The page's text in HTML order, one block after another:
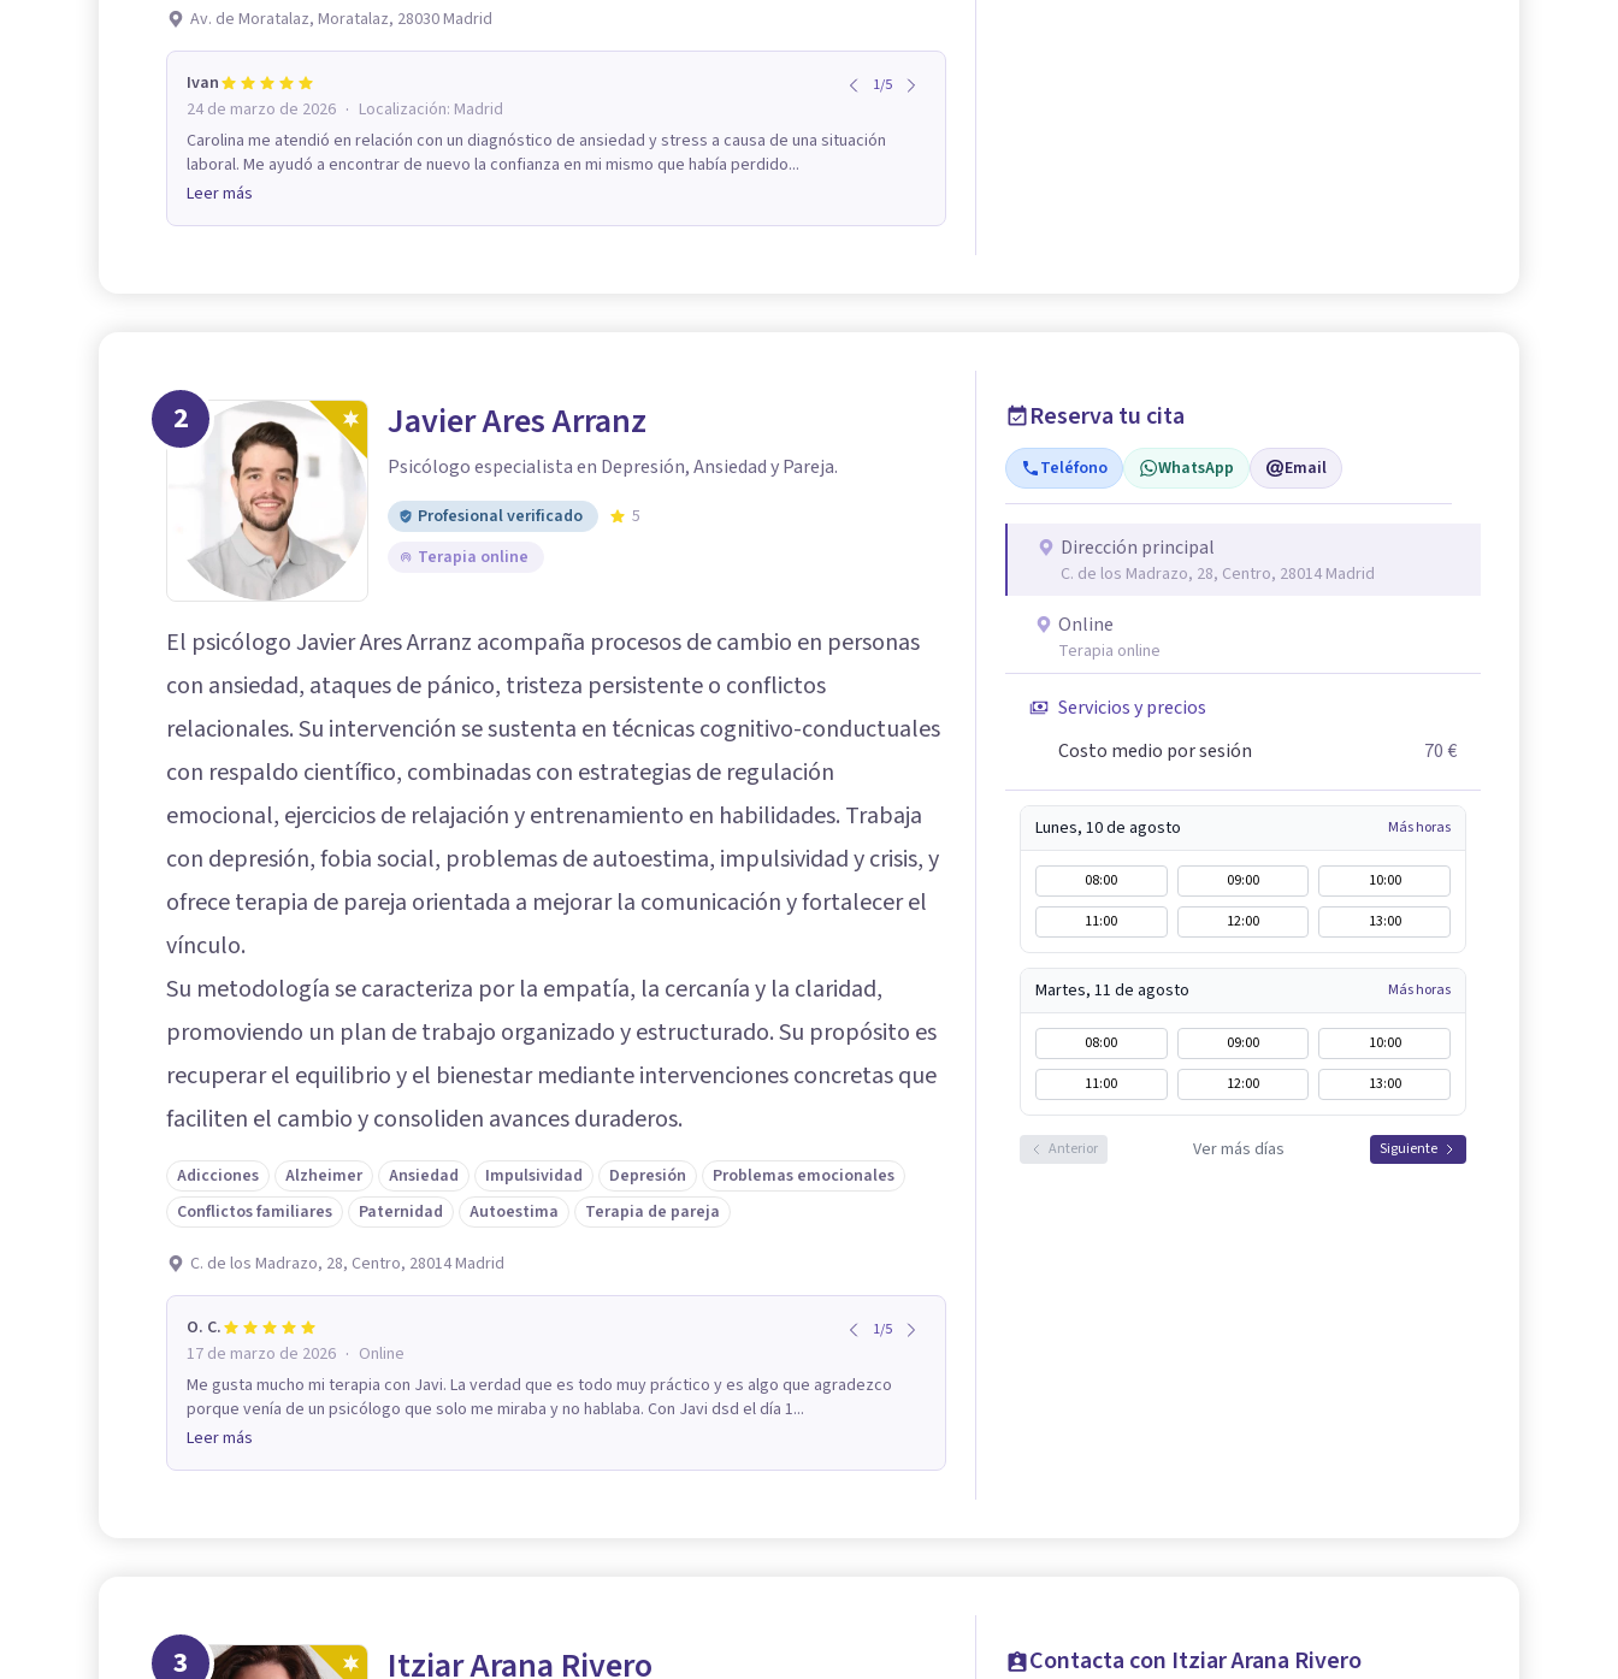
Av. de Moratalaz, Moratalaz, 28030 Madrid
Ivan 1/5
24 de marzo de 2026 · Localización: Madrid
Carolina me atendió en relación con un diagnóstico de ansiedad y stress a causa de una situación
laboral. Me ayudó a encontrar de nuevo la confianza en mi mismo que había perdido...
Leer más
2 Javier Ares Arranz
Psicólogo especialista en Depresión, Ansiedad y Pareja.
Profesional verificado
5
Terapia online
El psicólogo Javier Ares Arranz acompaña procesos de cambio en personas
con ansiedad, ataques de pánico, tristeza persistente o conflictos
relacionales. Su intervención se sustenta en técnicas cognitivo-conductuales
con respaldo científico, combinadas con estrategias de regulación
emocional, ejercicios de relajación y entrenamiento en habilidades. Trabaja
con depresión, fobia social, problemas de autoestima, impulsividad y crisis, y
ofrece terapia de pareja orientada a mejorar la comunicación y fortalecer el
vínculo.
Su metodología se caracteriza por la empatía, la cercanía y la claridad,
promoviendo un plan de trabajo organizado y estructurado. Su propósito es
recuperar el equilibrio y el bienestar mediante intervenciones concretas que
faciliten el cambio y consoliden avances duraderos.
Adicciones Alzheimer Ansiedad Impulsividad Depresión
Problemas emocionales
Conflictos familiares
Paternidad Autoestima Terapia de pareja
C. de los Madrazo, 28, Centro, 28014 Madrid
O. C. 1/5
17 de marzo de 2026 · Online
Me gusta mucho mi terapia con Javi. La verdad que es todo muy práctico y es algo que agradezco
porque venía de un psicólogo que solo me miraba y no hablaba. Con Javi dsd el día 1...
Leer más
Reserva tu cita
Teléfono WhatsApp Email
Dirección principal
C. de los Madrazo, 28, Centro, 28014 Madrid
Online
Terapia online
Servicios y precios
Costo medio por sesión
70 €
Lunes, 10 de agosto Más horas
08:00 09:00
10:00
11:00
12:00 13:00
Martes, 11 de agosto Más horas
08:00 09:00
10:00
11:00
12:00 13:00
Anterior Ver más días Siguiente
3 Itziar Arana Rivero Contacta con Itziar Arana Rivero